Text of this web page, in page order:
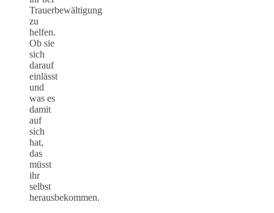
Trauerbewältigung
zu
helfen.
Ob sie
sich
darauf
einlässt
und
was es
damit
auf
sich
hat,
das
müsst
ihr
selbst
herausbekommen.